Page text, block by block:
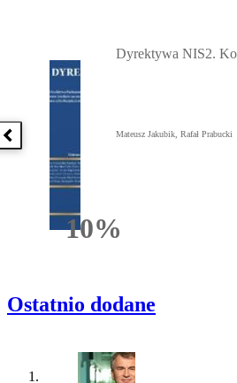
Poprzednia książka
10%Rabatu
Dyrektywa NIS2.
Mateusz Jakubik, Rafał Prabucki
Ostatnio dodane